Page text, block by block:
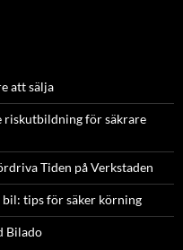
att sälja
riskutbildning för säkrare
Tiden på Verkstaden
bil: tips för säker körning
Bilado